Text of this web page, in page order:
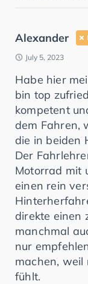
Alexander
July 5, 2023
Habe hier
bin top
kompetent
dem Fahren,
die in beiden
Der
Motorrad mit
einen rein
direkte einen
manchmal
nur
machen, weil
fühlt.